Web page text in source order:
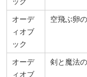
オーデ
ィオブ
ック
空飛ぶ卵
オーデ
ィオブ
剣と魔法